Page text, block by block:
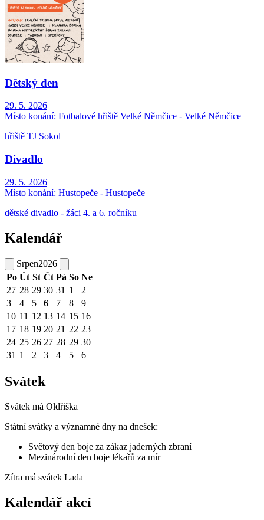
Dětský den
29. 5. 2026
Místo konání: Fotbalové hřiště Velké Němčice - Velké Němčice
hřiště TJ Sokol
Divadlo
29. 5. 2026
Místo konání: Hustopeče - Hustopeče
dětské divadlo - žáci 4. a 6. ročníku
Kalendář
Srpen2026
Po Út St Čt Pá So Ne
27 28 29 30 31 1
2
3
4 5 6 7 8
9
10 11 12 13 14 15 16
17 18 19 20 21 22 23
24 25 26 27 28 29 30
31 1 2 3 4 5 6
Svátek
Svátek má Oldřiška
Státní svátky a významné dny na dnešek:
Světový den boje za zákaz jaderných zbraní
Mezinárodní den boje lékařů za mír
Zítra má svátek Lada
Kalendář akcí